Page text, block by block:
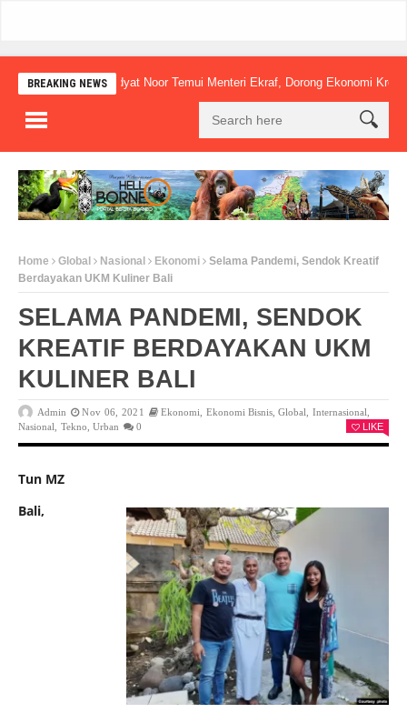
BREAKING NEWS
Mudyat Noor Temui Menteri Ekraf, Dorong Ekonomi Kreatif Lokal
Home Global Nasional Ekonomi
Selama Pandemi, Sendok Kreatif
Berdayakan UKM Kuliner Bali
SELAMA PANDEMI, SENDOK
KREATIF BERDAYAKAN UKM
KULINER BALI
Admin Nov 06, 2021 Ekonomi, Ekonomi Bisnis,Global,Internasional,
Nasional, Tekno,Urban 0 LIKE
Tun MZ
Bali,